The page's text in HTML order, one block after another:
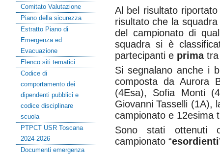
Comitato Valutazione
Piano della sicurezza
Estratto Piano di
Emergenza ed
Evacuazione
Elenco siti tematici
Codice di
comportamento dei
dipendenti pubblici e
codice disciplinare
scuola
PTPCT USR Toscana
2024-2026
Documenti emergenza
Al bel risultato
risultato che la
del campionato di
squadra si è
partecipanti e primatra
Si segnalano anche i
composta da Aurora
(4Esa), Sofia Monti
Giovanni Tasselli (1A),
campionato e 12esima
Sono stati ottenuti
campionato “esordienti